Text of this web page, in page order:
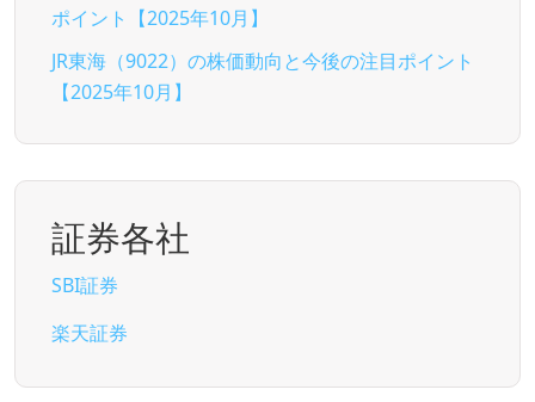
ポイント【2025年10月】
JR東海（9022）の株価動向と今後の注目ポイント
【2025年10月】
証券各社
SBI証券
楽天証券